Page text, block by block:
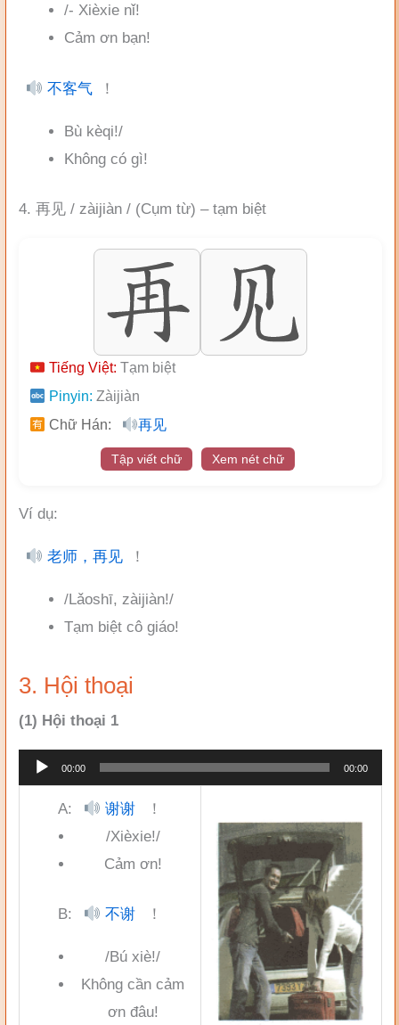
/- Xièxie nǐ!
Cảm ơn bạn!
不客气 ！
Bù kèqi!/
Không có gì!
4. 再见 / zàijiàn / (Cụm từ) – tạm biệt
Tiếng Việt: Tạm biệt
Pinyin: Zàijiàn
Chữ Hán:
再见
Tập viết chữ Xem nét chữ
Ví dụ:
老师，再见 ！
/Lǎoshī, zàijiàn!/
Tạm biệt cô giáo!
3. Hội thoại
(1) Hội thoại 1
Trình
phát
00:00 00:00
A: 谢谢
！
/Xièxie!/
Cảm ơn!
B: 不谢 ！
/Bú xiè!/
Không cần cảm
ơn đâu!